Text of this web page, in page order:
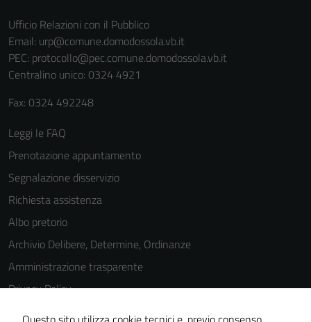
Ufficio Relazioni con il Pubblico
Email: urp@comune.domodossola.vb.it
PEC: protocollo@pec.comune.domodossola.vb.it
Centralino unico: 0324 4921
Fax: 0324 492248
Leggi le FAQ
Prenotazione appuntamento
Segnalazione disservizio
Richiesta assistenza
Albo pretorio
Archivio Delibere, Determine, Ordinanze
Amministrazione trasparente
Privacy Policy
Cookie Policy